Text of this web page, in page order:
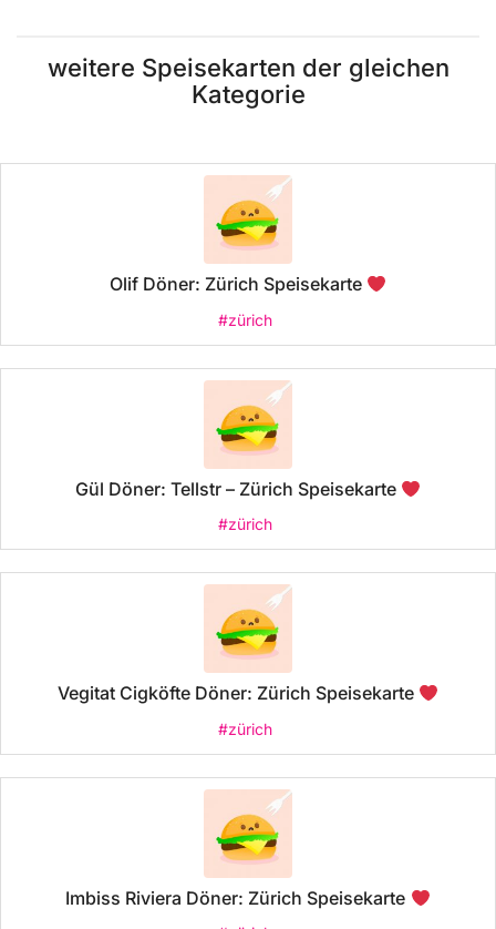
weitere Speisekarten der gleichen
Kategorie
Olif Döner: Zürich Speisekarte
#zürich
Gül Döner: Tellstr – Zürich Speisekarte
#zürich
Vegitat Cigköfte Döner: Zürich Speisekarte
#zürich
Imbiss Riviera Döner: Zürich Speisekarte